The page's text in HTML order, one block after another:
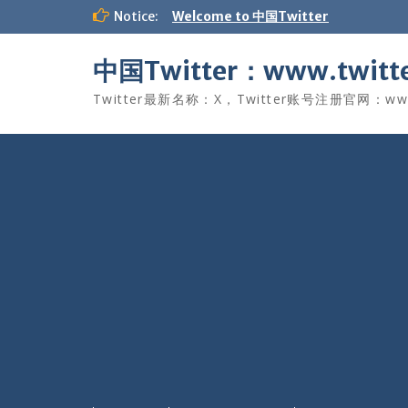
Notice: Welcome to 中国Twitter
中国Twitter：
Twitter最新名称：X，Twitter账号注册官网：